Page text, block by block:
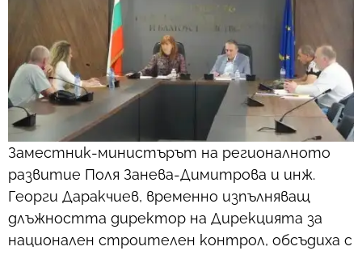
Заместник-министърът на регионалното
развитие Поля Занева-Димитрова и инж.
Георги Даракчиев, временно изпълняващ
длъжността директор на Дирекцията за
национален строителен контрол, обсъдиха с